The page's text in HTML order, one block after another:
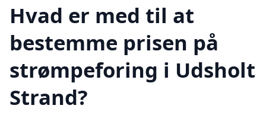
Hvad er med til at
bestemme prisen på
strømpeforing i Udsholt
Strand?